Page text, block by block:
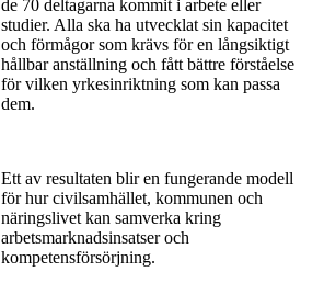
de 70 deltagarna kommit i arbete eller
studier. Alla ska ha utvecklat sin kapacitet
och förmågor som krävs för en långsiktigt
hållbar anställning och fått bättre förståelse
för vilken yrkesinriktning som kan passa
dem.
Ett av resultaten blir en fungerande modell
för hur civilsamhället, kommunen och
näringslivet kan samverka kring
arbetsmarknadsinsatser och
kompetensförsörjning.